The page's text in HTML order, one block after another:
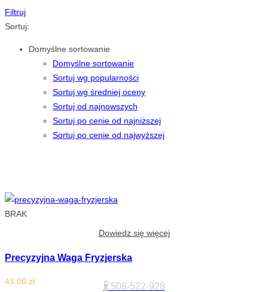
Filtruj
Sortuj:
Domyślne sortowanie
Domyślne sortowanie
Sortuj wg popularności
Sortuj wg średniej oceny
Sortuj od najnowszych
Sortuj po cenie od najniższej
Sortuj po cenie od najwyższej
BRAK
Dowiedz się więcej
Precyzyjna Waga Fryzjerska
43,00 zł
Kontakt:
🖁 508-522-928